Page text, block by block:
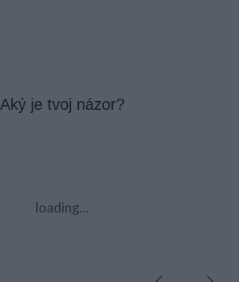
Aký je tvoj názor?
loading...